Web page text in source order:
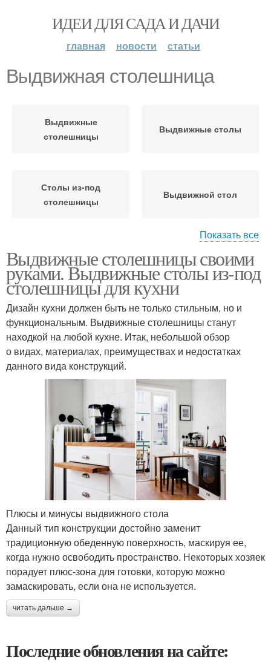
ИДЕИ ДЛЯ САДА И ДАЧИ
главная новости статьи
Выдвижная столешница
Выдвижные
столешницы
Выдвижные столы
Столы из-под
столешницы
Выдвижной стол
столешница
Столешницы для кухни
Дополнительная
столешница
Столешница из
подоконника
Механизмы для
выдвижных столов
Откидная столешница Столешница для шкафа
Показать все
Выдвижные столешницы своими
руками. Выдвижные столы из-под
столешницы для кухни
Дизайн кухни должен быть не только стильным, но и
функциональным. Выдвижные столешницы станут
находкой на любой кухне. Итак, небольшой обзор
о видах, материалах, преимуществах и недостатках
данного вида конструкций.
Плюсы и минусы выдвижного стола
Данный тип конструкции достойно заменит
традиционную обеденную поверхность, маскируя ее,
когда нужно освободить пространство. Некоторых хозяек
порадует плюс-зона для готовки, которую можно
замаскировать, если она не используется.
читать дальше →
Последние обновления на сайте: